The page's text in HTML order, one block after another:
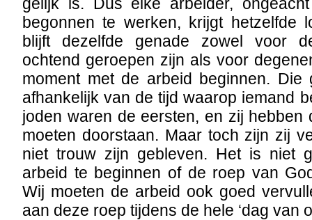
begonnen te werken, krijgt hetzelfde
blijft dezelfde genade zowel voor
ochtend geroepen zijn als voor
moment met de arbeid beginnen.
afhankelijk van de tijd waarop iemand
joden waren de eersten, en zij hebben
moeten doorstaan. Maar toch zijn zij
niet trouw zijn gebleven. Het is niet
arbeid te beginnen of de roep van
Wij moeten de arbeid ook goed
aan deze roep tijdens de hele ‘dag van